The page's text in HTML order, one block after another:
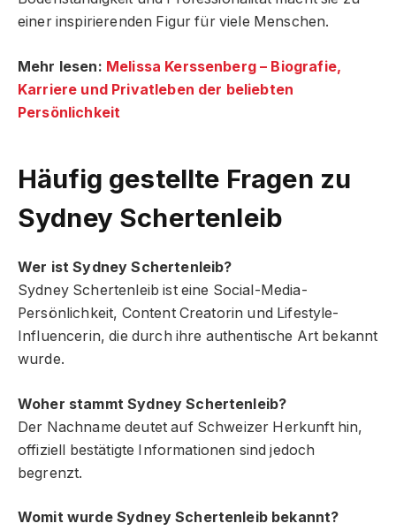
einer inspirierenden Figur für viele Menschen.
Mehr lesen: Melissa Kerssenberg – Biografie,
Karriere und Privatleben der beliebten
Persönlichkeit
Häufig gestellte Fragen zu
Sydney Schertenleib
Wer ist Sydney Schertenleib?
Sydney Schertenleib ist eine Social-Media-
Persönlichkeit, Content Creatorin und Lifestyle-
Influencerin, die durch ihre authentische Art bekannt
wurde.
Woher stammt Sydney Schertenleib?
Der Nachname deutet auf Schweizer Herkunft hin,
offiziell bestätigte Informationen sind jedoch
begrenzt.
Womit wurde Sydney Schertenleib bekannt?